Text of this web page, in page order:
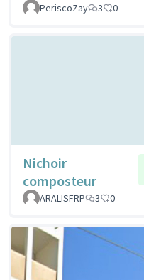
PeriscoZay
3 0
Nichoir
composteur
ARALISFRP
3 0